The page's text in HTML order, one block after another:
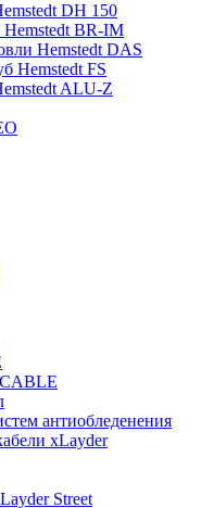
DH 150
Hemstedt BR-IM
Hemstedt DAS
Hemstedt FS
ALU-Z
антиобледенения
xLayder
Street